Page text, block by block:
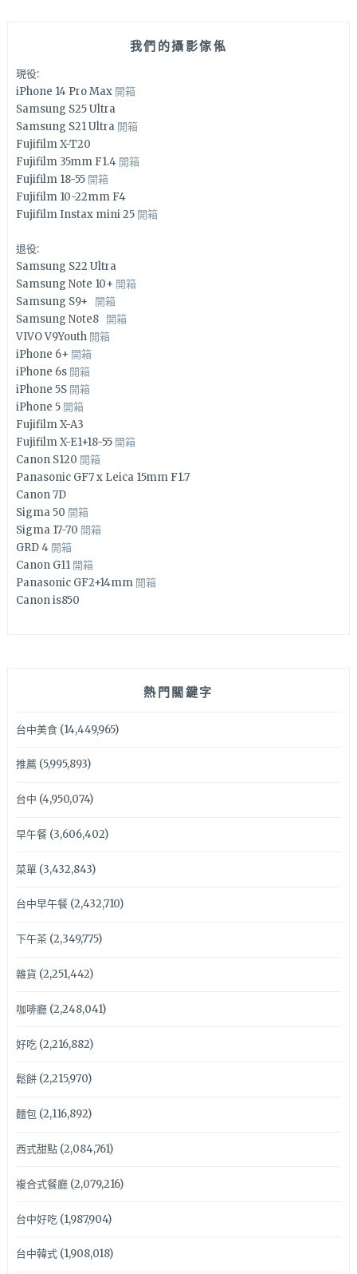
我們的攝影傢俬
現役:
iPhone 14 Pro Max 開箱
Samsung S25 Ultra
Samsung S21 Ultra 開箱
Fujifilm X-T20
Fujifilm 35mm F1.4 開箱
Fujifilm 18-55 開箱
Fujifilm 10-22mm F4
Fujifilm Instax mini 25 開箱
退役:
Samsung S22 Ultra
Samsung Note 10+ 開箱
Samsung S9+ 開箱
Samsung Note8 開箱
VIVO V9Youth 開箱
iPhone 6+ 開箱
iPhone 6s 開箱
iPhone 5S 開箱
iPhone 5 開箱
Fujifilm X-A3
Fujifilm X-E1+18-55 開箱
Canon S120 開箱
Panasonic GF7 x Leica 15mm F1.7
Canon 7D
Sigma 50 開箱
Sigma 17-70 開箱
GRD 4 開箱
Canon G11 開箱
Panasonic GF2+14mm 開箱
Canon is850
熱門關鍵字
台中美食(14,449,965)
推薦(5,995,893)
台中 (4,950,074)
早午餐(3,606,402)
菜單(3,432,843)
台中早午餐(2,432,710)
下午茶(2,349,775)
雜貨 (2,251,442)
咖啡廳(2,248,041)
好吃(2,216,882)
鬆餅(2,215,970)
麵包(2,116,892)
西式甜點(2,084,761)
複合式餐廳(2,079,216)
台中好吃(1,987,904)
台中韓式(1,908,018)